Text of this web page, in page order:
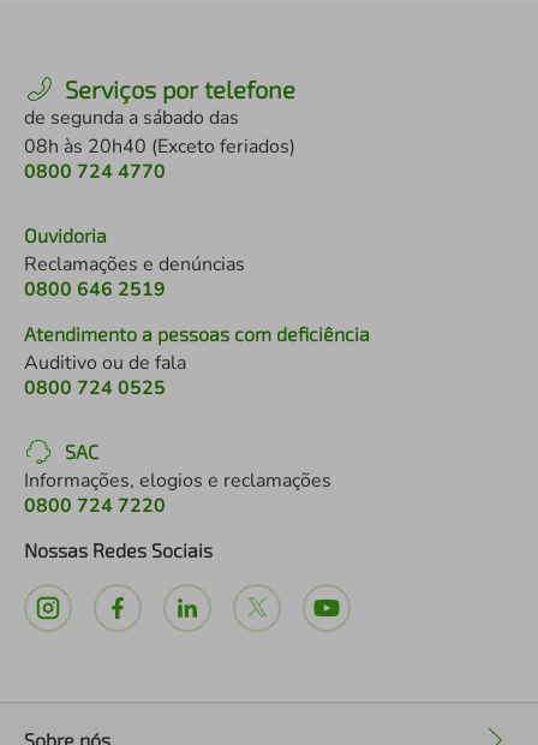
Serviços por telefone
de segunda a sábado das
08h às 20h40 (Exceto feriados)
0800 724 4770
Ouvidoria
Reclamações e denúncias
0800 646 2519
Atendimento a pessoas com deficiência
Auditivo ou de fala
0800 724 0525
SAC
Informações, elogios e reclamações
0800 724 7220
Nossas Redes Sociais
Sobre nós